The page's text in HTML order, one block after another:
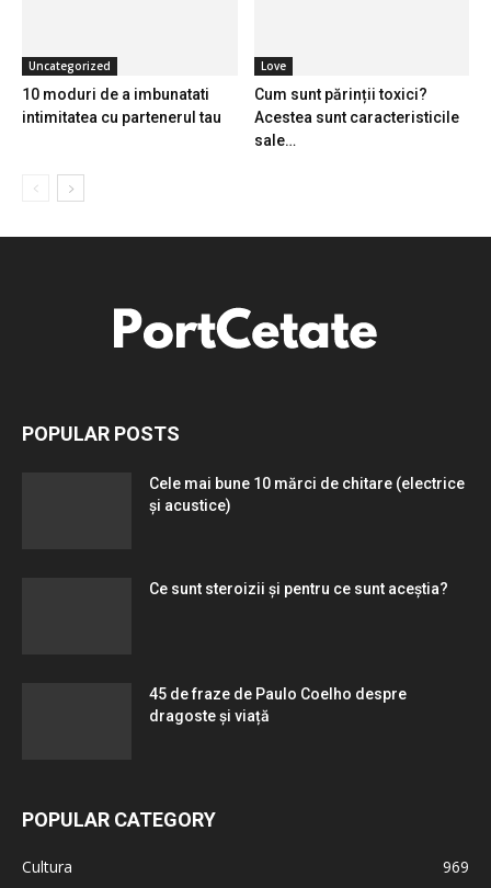
Uncategorized
10 moduri de a imbunatati
intimitatea cu partenerul tau
Love
Cum sunt părinții toxici?
Acestea sunt caracteristicile
sale…
POPULAR POSTS
Cele mai bune 10 mărci de chitare (electrice
și acustice)
Ce sunt steroizii și pentru ce sunt aceștia?
45 de fraze de Paulo Coelho despre
dragoste și viață
POPULAR CATEGORY
Cultura 969